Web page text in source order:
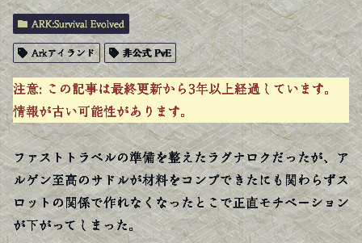
ARK:Survival Evolved
Arkアイランド 非公式 PvE
注意: この記事は最終更新から3年以上経過しています。
情報が古い可能性があります。
ファストトラベルの準備を整えたラグナロクだったが、ア
ルゲン至高のサドルが材料をコンプできたにも関わらずス
ロットの関係で作れなくなったとこで正直モチベーション
が下がってしまった。